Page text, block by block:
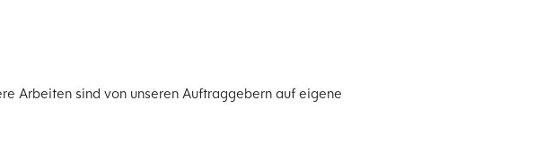
Arbeiten sind von unseren Auftraggebern auf eigene